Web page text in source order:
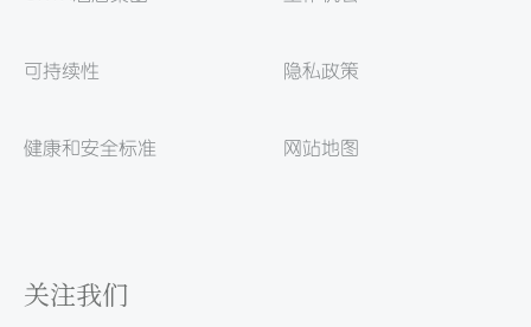
可持续性
健康和安全标准
隐私政策
网站地图
关注我们